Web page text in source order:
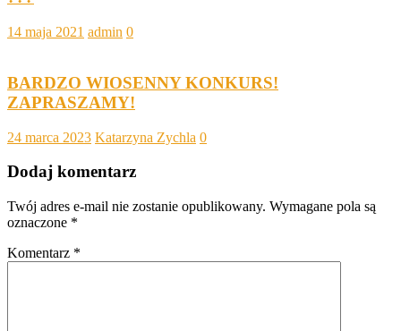
14 maja 2021 admin 0
BARDZO WIOSENNY KONKURS!
ZAPRASZAMY!
24 marca 2023 Katarzyna Zychla 0
Dodaj komentarz
Twój adres e-mail nie zostanie opublikowany. Wymagane pola są
oznaczone *
Komentarz *